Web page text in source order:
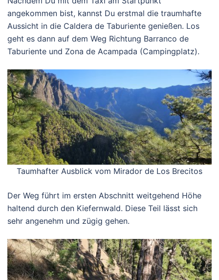
angekommen bist, kannst Du erstmal die traumhafte
Aussicht in die Caldera de Taburiente genießen. Los
geht es dann auf dem Weg Richtung Barranco de
Taburiente und Zona de Acampada (Campingplatz).
Taumhafter Ausblick vom Mirador de Los Brecitos
Der Weg führt im ersten Abschnitt weitgehend Höhe
haltend durch den Kiefernwald. Diese Teil lässt sich
sehr angenehm und zügig gehen.